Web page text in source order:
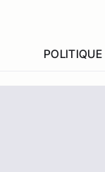
POLITIQUE